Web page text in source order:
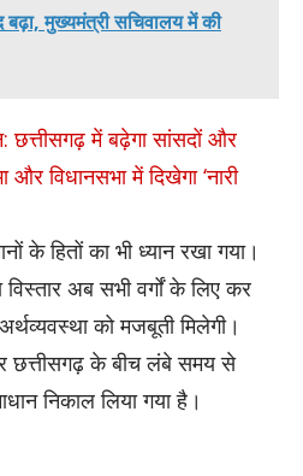
बढ़ा, मुख्यमंत्री सचिवालय में की
छत्तीसगढ़ में बढ़ेगा सांसदों और
विधानसभा में दिखेगा ‘नारी
के हितों का भी ध्यान रखा गया।
अब सभी वर्गों के लिए कर
को मजबूती मिलेगी।
छत्तीसगढ़ के बीच लंबे समय से
निकाल लिया गया है।